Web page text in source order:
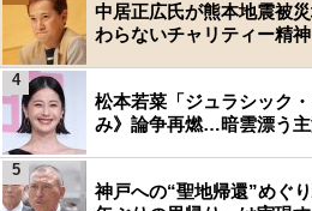
中居正広氏が熊本地震被
わらないチャリティー精
松本若菜「ジュラシック
み》論争再燃…暗雲漂う
4
神戸への“聖地帰還”めぐ
5